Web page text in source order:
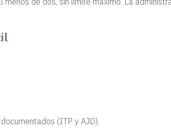
(ITP y AJD).